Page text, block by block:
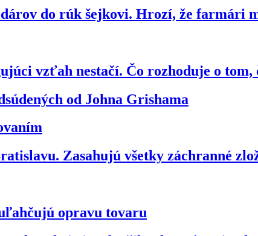
do rúk šejkovi. Hrozí, že farmári
vzťah nestačí. Čo rozhoduje o
od Johna Grishama
Zasahujú všetky záchranné
opravu tovaru